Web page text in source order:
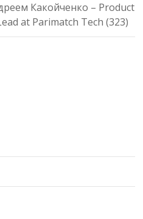
Какойченко – Product
at Parimatch Tech (323)